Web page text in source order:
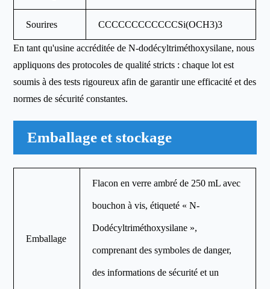
Sourires CCCCCCCCCCCCSi(OCH3)3
En tant qu'usine accréditée de N-dodécyltriméthoxysilane, nous
appliquons des protocoles de qualité stricts : chaque lot est
soumis à des tests rigoureux afin de garantir une efficacité et des
normes de sécurité constantes.
Emballage et stockage
Emballage
Flacon en verre ambré de 250 mL avec
bouchon à vis, étiqueté « N-
Dodécyltriméthoxysilane »,
comprenant des symboles de danger,
des informations de sécurité et un